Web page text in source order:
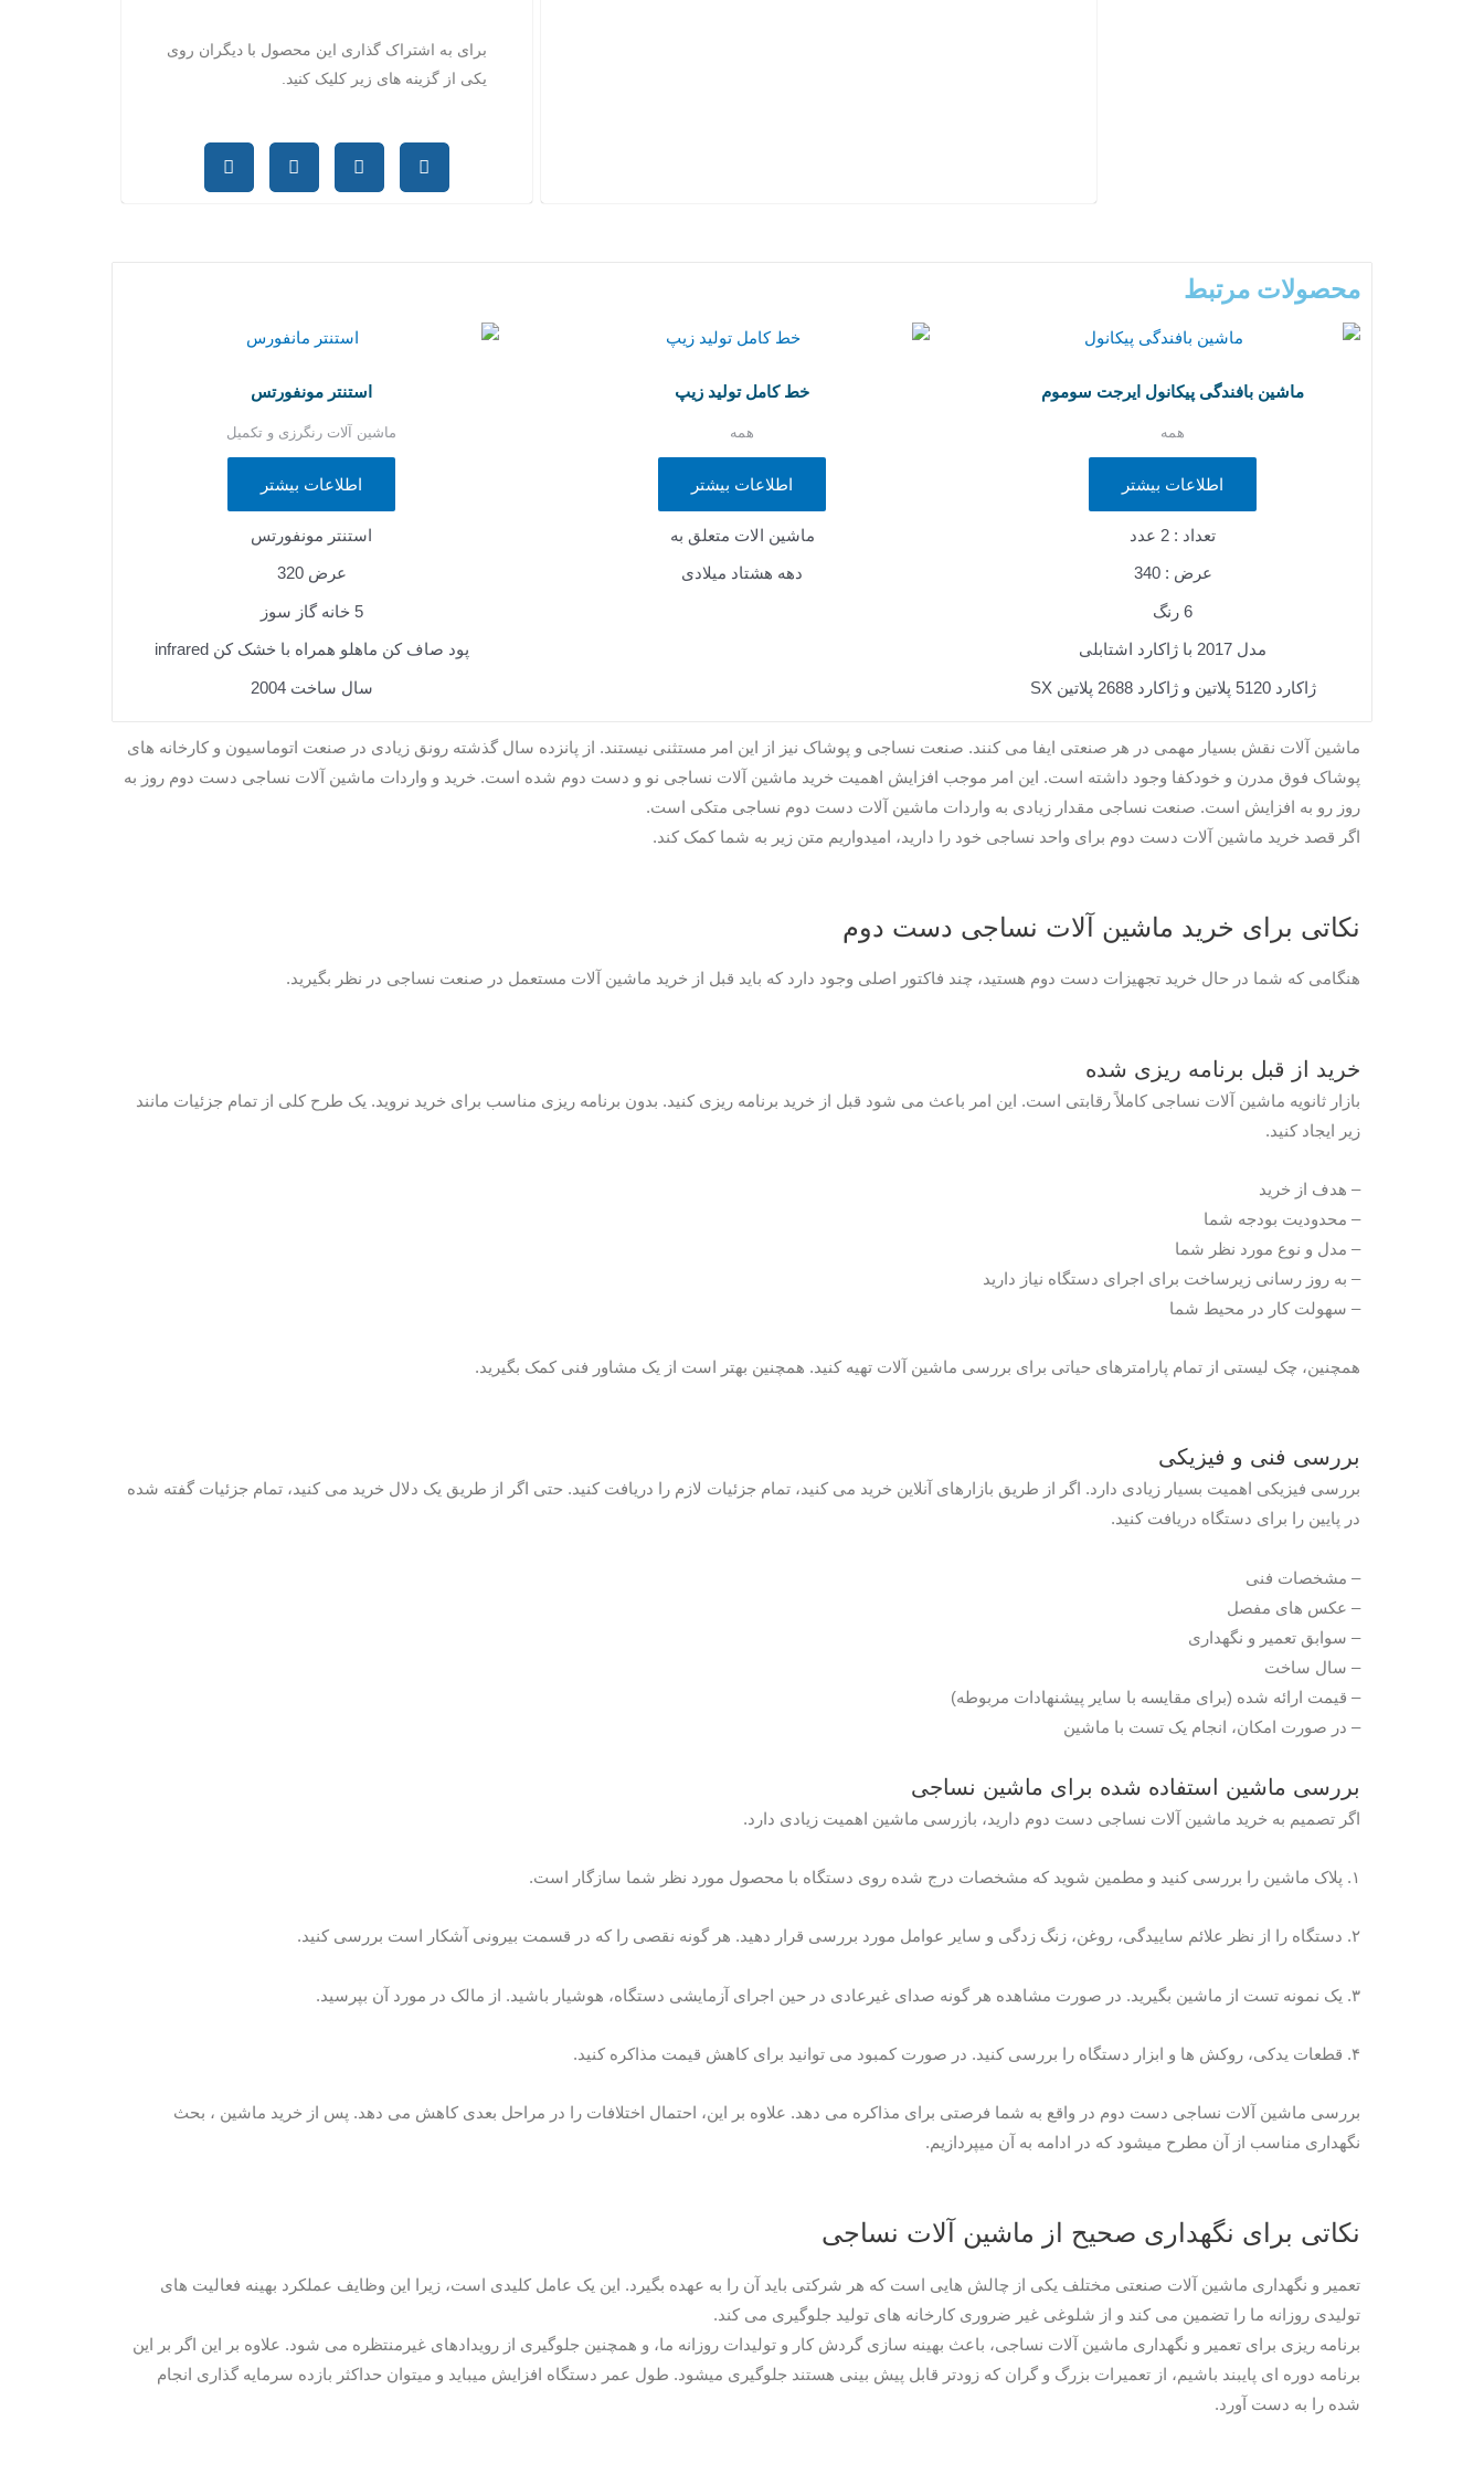
برای به اشتراک گذاری این محصول با دیگران روی
یکی از گزینه های زیر کلیک کنید.
محصولات مرتبط
ماشین بافندگی پیکانول ایرجت سوموم
همه
اطلاعات بیشتر
تعداد : 2 عدد
عرض : 340
6 رنگ
مدل 2017 با ژاکارد اشتابلی
ژاکارد 5120 پلاتین و ژاکارد 2688 پلاتین SX
خط کامل تولید زیپ
همه
اطلاعات بیشتر
ماشین الات متعلق به
دهه هشتاد میلادی
استنتر مونفورتس
ماشین آلات رنگرزی و تکمیل
اطلاعات بیشتر
استنتر مونفورتس
عرض 320
5 خانه گاز سوز
پود صاف کن ماهلو همراه با خشک کن infrared
سال ساخت 2004
ماشین آلات نقش بسیار مهمی در هر صنعتی ایفا می کنند. صنعت نساجی و پوشاک نیز از این امر مستثنی نیستند. از پانزده سال گذشته رونق زیادی در صنعت اتوماسیون و کارخانه های
پوشاک فوق مدرن و خودکفا وجود داشته است. این امر موجب افزایش اهمیت خرید ماشین آلات نساجی نو و دست دوم شده است. خرید و واردات ماشین آلات نساجی دست دوم روز به
روز رو به افزایش است. صنعت نساجی مقدار زیادی به واردات ماشین آلات دست دوم نساجی متکی است.
اگر قصد خرید ماشین آلات دست دوم برای واحد نساجی خود را دارید، امیدواریم متن زیر به شما کمک کند.
نکاتی برای خرید ماشین آلات نساجی دست دوم
هنگامی که شما در حال خرید تجهیزات دست دوم هستید، چند فاکتور اصلی وجود دارد که باید قبل از خرید ماشین آلات مستعمل در صنعت نساجی در نظر بگیرید.
خرید از قبل برنامه ریزی شده
بازار ثانویه ماشین آلات نساجی کاملاً رقابتی است. این امر باعث می شود قبل از خرید برنامه ریزی کنید. بدون برنامه ریزی مناسب برای خرید نروید. یک طرح کلی از تمام جزئیات مانند
زیر ایجاد کنید.
– هدف از خرید
– محدودیت بودجه شما
– مدل و نوع مورد نظر شما
– به روز رسانی زیرساخت برای اجرای دستگاه نیاز دارید
– سهولت کار در محیط شما
همچنین، چک لیستی از تمام پارامترهای حیاتی برای بررسی ماشین آلات تهیه کنید. همچنین بهتر است از یک مشاور فنی کمک بگیرید.
بررسی فنی و فیزیکی
بررسی فیزیکی اهمیت بسیار زیادی دارد. اگر از طریق بازارهای آنلاین خرید می کنید، تمام جزئیات لازم را دریافت کنید. حتی اگر از طریق یک دلال خرید می کنید، تمام جزئیات گفته شده
در پایین را برای دستگاه دریافت کنید.
– مشخصات فنی
– عکس های مفصل
– سوابق تعمیر و نگهداری
– سال ساخت
– قیمت ارائه شده (برای مقایسه با سایر پیشنهادات مربوطه)
– در صورت امکان، انجام یک تست با ماشین
بررسی ماشین استفاده شده برای ماشین نساجی
اگر تصمیم به خرید ماشین آلات نساجی دست دوم دارید، بازرسی ماشین اهمیت زیادی دارد.
۱. پلاک ماشین را بررسی کنید و مطمین شوید که مشخصات درج شده روی دستگاه با محصول مورد نظر شما سازگار است.
۲. دستگاه را از نظر علائم ساییدگی، روغن، زنگ زدگی و سایر عوامل مورد بررسی قرار دهید. هر گونه نقصی را که در قسمت بیرونی آشکار است بررسی کنید.
۳. یک نمونه تست از ماشین بگیرید. در صورت مشاهده هر گونه صدای غیرعادی در حین اجرای آزمایشی دستگاه، هوشیار باشید. از مالک در مورد آن بپرسید.
۴. قطعات یدکی، روکش ها و ابزار دستگاه را بررسی کنید. در صورت کمبود می توانید برای کاهش قیمت مذاکره کنید.
بررسی ماشین آلات نساجی دست دوم در واقع به شما فرصتی برای مذاکره می دهد. علاوه بر این، احتمال اختلافات را در مراحل بعدی کاهش می دهد. پس از خرید ماشین ، بحث
نگهداری مناسب از آن مطرح میشود که در ادامه به آن میپردازیم.
نکاتی برای نگهداری صحیح از ماشین آلات نساجی
تعمیر و نگهداری ماشین آلات صنعتی مختلف یکی از چالش هایی است که هر شرکتی باید آن را به عهده بگیرد. این یک عامل کلیدی است، زیرا این وظایف عملکرد بهینه فعالیت های
تولیدی روزانه ما را تضمین می کند و از شلوغی غیر ضروری کارخانه های تولید جلوگیری می کند.
برنامه ریزی برای تعمیر و نگهداری ماشین آلات نساجی، باعث بهینه سازی گردش کار و تولیدات روزانه ما، و همچنین جلوگیری از رویدادهای غیرمنتظره می شود. علاوه بر این اگر بر این
برنامه دوره ای پایبند باشیم، از تعمیرات بزرگ و گران که زودتر قابل پیش بینی هستند جلوگیری میشود. طول عمر دستگاه افزایش میباید و میتوان حداکثر بازده سرمایه گذاری انجام
شده را به دست آورد.